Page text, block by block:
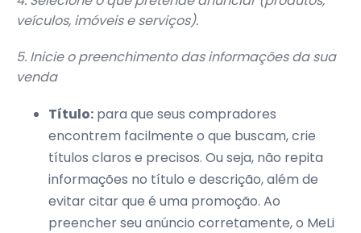
veículos, imóveis e serviços).
5. Inicie o preenchimento das informações da sua
venda
Título: para que seus compradores
encontrem facilmente o que buscam, crie
títulos claros e precisos. Ou seja, não repita
informações no título e descrição, além de
evitar citar que é uma promoção. Ao
preencher seu anúncio corretamente, o MeLi